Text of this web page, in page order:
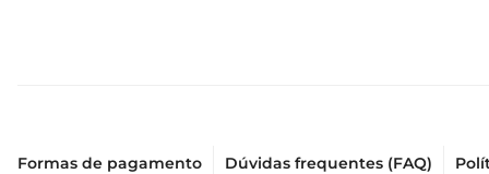
Formas de pagamento Dúvidas frequentes (FAQ)